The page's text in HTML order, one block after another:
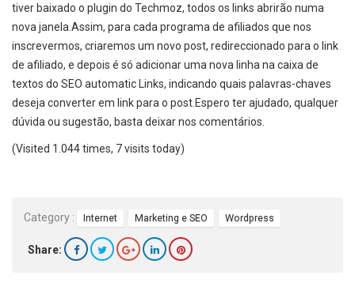
tiver baixado o plugin do Techmoz, todos os links abrirão numa
nova janela.Assim, para cada programa de afiliados que nos
inscrevermos, criaremos um novo post, redireccionado para o link
de afiliado, e depois é só adicionar uma nova linha na caixa de
textos do SEO automatic Links, indicando quais palavras-chaves
deseja converter em link para o post.Espero ter ajudado, qualquer
dúvida ou sugestão, basta deixar nos comentários.
(Visited 1.044 times, 7 visits today)
Category : Internet Marketing e SEO Wordpress
Share: